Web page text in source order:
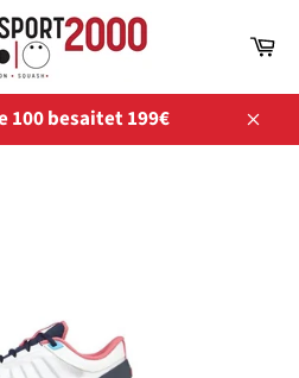
100 besaitet 199€